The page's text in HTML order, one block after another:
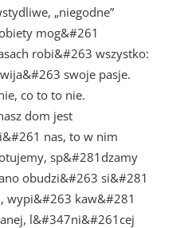
„niegodne”
mog&#261
robi&#263 wszystko:
swoje pasje.
co to to nie.
dom jest
nas, to w nim
sp&#281dzamy
obudzi&#263 si&#281
wypi&#263 kaw&#281
l&#347ni&#261cej